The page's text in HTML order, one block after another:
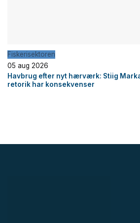
Fiskerisektoren
05 aug 2026
Havbrug efter nyt hærværk: Stiig
retorik har konsekvenser